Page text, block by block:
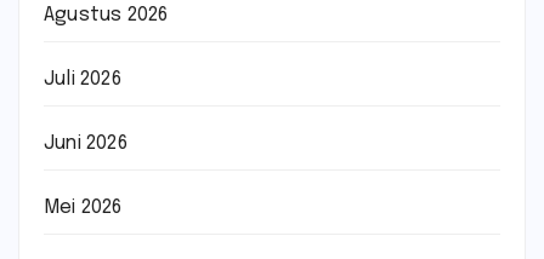
Agustus 2026
Juli 2026
Juni 2026
Mei 2026